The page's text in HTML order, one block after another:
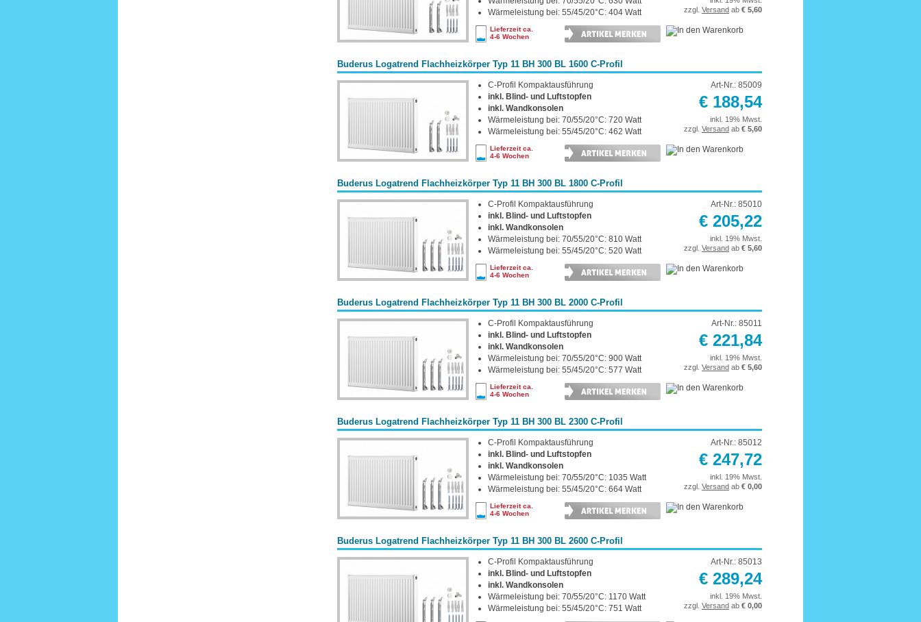
Wärmeleistung bei: 55/45/20°C: 404 Watt
zzgl. Versand ab € 5,60
Lieferzeit ca.
4-6 Wochen
Buderus Logatrend Flachheizkörper Typ 11 BH 300 BL 1600 C-Profil
C-Profil Kompaktausführung
inkl. Blind- und Luftstopfen
inkl. Wandkonsolen
Wärmeleistung bei: 70/55/20°C: 720 Watt
Wärmeleistung bei: 55/45/20°C: 462 Watt
Art-Nr.: 85009
€ 188,54
inkl. 19% Mwst.
zzgl. Versand ab € 5,60
Lieferzeit ca.
4-6 Wochen
Buderus Logatrend Flachheizkörper Typ 11 BH 300 BL 1800 C-Profil
C-Profil Kompaktausführung
inkl. Blind- und Luftstopfen
inkl. Wandkonsolen
Wärmeleistung bei: 70/55/20°C: 810 Watt
Wärmeleistung bei: 55/45/20°C: 520 Watt
Art-Nr.: 85010
€ 205,22
inkl. 19% Mwst.
zzgl. Versand ab € 5,60
Lieferzeit ca.
4-6 Wochen
Buderus Logatrend Flachheizkörper Typ 11 BH 300 BL 2000 C-Profil
C-Profil Kompaktausführung
inkl. Blind- und Luftstopfen
inkl. Wandkonsolen
Wärmeleistung bei: 70/55/20°C: 900 Watt
Wärmeleistung bei: 55/45/20°C: 577 Watt
Art-Nr.: 85011
€ 221,84
inkl. 19% Mwst.
zzgl. Versand ab € 5,60
Lieferzeit ca.
4-6 Wochen
Buderus Logatrend Flachheizkörper Typ 11 BH 300 BL 2300 C-Profil
C-Profil Kompaktausführung
inkl. Blind- und Luftstopfen
inkl. Wandkonsolen
Wärmeleistung bei: 70/55/20°C: 1035 Watt
Wärmeleistung bei: 55/45/20°C: 664 Watt
Art-Nr.: 85012
€ 247,72
inkl. 19% Mwst.
zzgl. Versand ab € 0,00
Lieferzeit ca.
4-6 Wochen
Buderus Logatrend Flachheizkörper Typ 11 BH 300 BL 2600 C-Profil
C-Profil Kompaktausführung
inkl. Blind- und Luftstopfen
inkl. Wandkonsolen
Wärmeleistung bei: 70/55/20°C: 1170 Watt
Wärmeleistung bei: 55/45/20°C: 751 Watt
Art-Nr.: 85013
€ 289,24
inkl. 19% Mwst.
zzgl. Versand ab € 0,00